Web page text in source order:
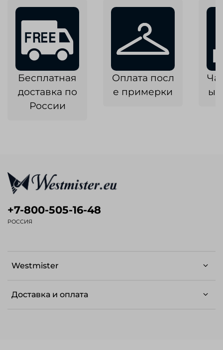
Бесплатная
доставка по
России
Оплата посл
е примерки
Westmister
Доставка и оплата
+7-800-505-16-48
РОССИЯ